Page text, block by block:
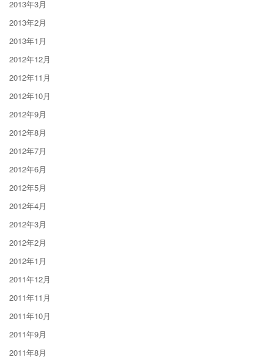
2013年3月
2013年2月
2013年1月
2012年12月
2012年11月
2012年10月
2012年9月
2012年8月
2012年7月
2012年6月
2012年5月
2012年4月
2012年3月
2012年2月
2012年1月
2011年12月
2011年11月
2011年10月
2011年9月
2011年8月